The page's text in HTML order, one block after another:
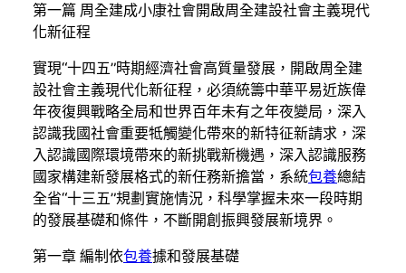
第一篇 周全建成小康社會開啟周全建設社會主義現代
化新征程
實現“十四五”時期經濟社會高質量發展，開啟周全建
設社會主義現代化新征程，必須統籌中華平易近族偉
年夜復興戰略全局和世界百年未有之年夜變局，深入
認識我國社會重要牴觸變化帶來的新特征新請求，深
入認識國際環境帶來的新挑戰新機遇，深入認識服務
國家構建新發展格式的新任務新擔當，系統包養總結
全省“十三五”規劃實施情況，科學掌握未來一段時期
的發展基礎和條件，不斷開創振興發展新境界。
第一章 編制依包養據和發展基礎